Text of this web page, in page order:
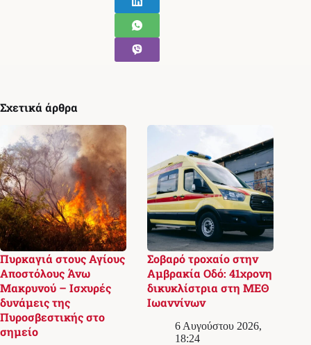
Σχετικά άρθρα
Πυρκαγιά στους Αγίους
Αποστόλους Άνω
Μακρυνού – Ισχυρές
δυνάμεις της
Πυροσβεστικής στο
σημείο
Σοβαρό τροχαίο στην
Αμβρακία Οδό: 41χρονη
δικυκλίστρια στη ΜΕΘ
Ιωαννίνων
6 Αυγούστου 2026,
18:24